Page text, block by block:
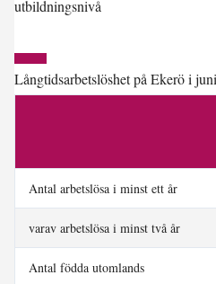
Långtidsarbetslöshet på Ekerö i
Antal arbetslösa i minst ett år
varav arbetslösa i minst två år
Antal födda utomlands